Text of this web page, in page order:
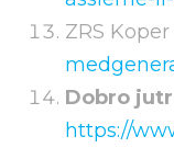
ZRS Koper
Dobro
https://